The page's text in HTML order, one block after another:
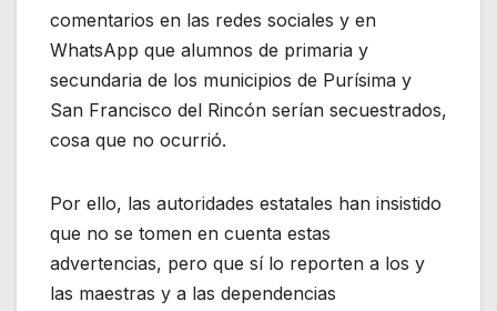
comentarios en las redes sociales y en
WhatsApp que alumnos de primaria y
secundaria de los municipios de Purísima y
San Francisco del Rincón serían secuestrados,
cosa que no ocurrió.
Por ello, las autoridades estatales han insistido
que no se tomen en cuenta estas
advertencias, pero que sí lo reporten a los y
las maestras y a las dependencias